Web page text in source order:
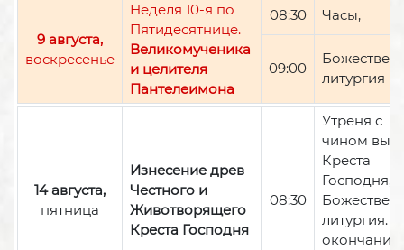
9 августа,
воскресенье
Неделя 10-я по
Пятидесятнице.
Великомученика
и целителя
Пантелеимона
08:30 Часы,
09:00
литургия
14 августа,
пятница
Изнесение древ
Честного и
Животворящего
Креста Господня
08:30
Утреня с
чином
Креста
Господня,
литургия.
окончании